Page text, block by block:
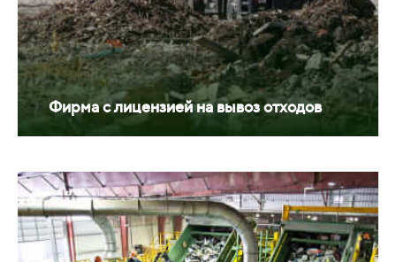
Фирма с лицензией на вывоз отходов